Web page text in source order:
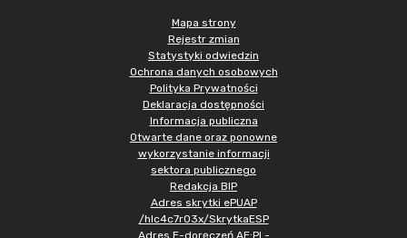
Mapa strony
Rejestr zmian
Statystyki odwiedzin
Ochrona danych osobowych
Polityka Prywatności
Deklaracja dostępności
Informacja publiczna
Otwarte dane oraz ponowne
wykorzystanie informacji
sektora publicznego
Redakcja BIP
Adres skrytki ePUAP
/hlc4c7r03x/SkrytkaESP
Adres E-doręczeń AE:PL-